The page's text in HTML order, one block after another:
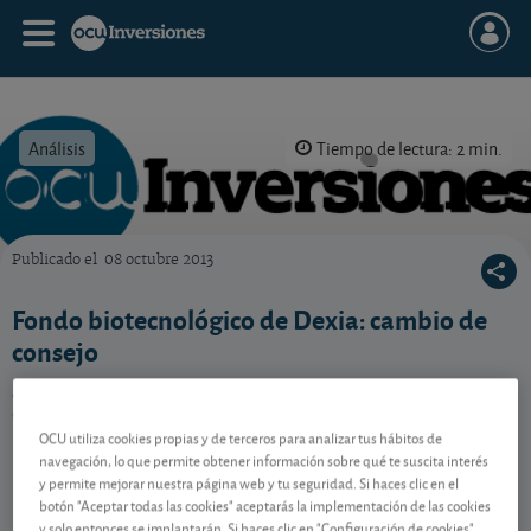
Análisis Tiempo de lectura: 2 min.
Publicado el 08 octubre 2013
Fondo biotecnológico de Dexia: cambio de
consejo
¿Cuál es la nueva recomendación sobre este fondo
Contenido reservado a SOCIOS
OCU utiliza cookies propias y de terceros para analizar tus hábitos de
navegación, lo que permite obtener información sobre qué te suscita interés
y permite mejorar nuestra página web y tu seguridad. Si haces clic en el
botón "Aceptar todas las cookies" aceptarás la implementación de las cookies